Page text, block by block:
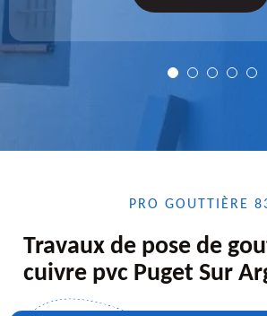
PRO GOUTTIÈRE
Travaux de pose de
cuivre pvc Puget Sur